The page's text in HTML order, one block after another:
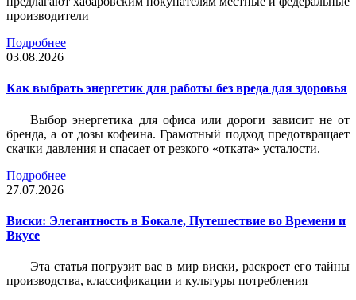
производители
Подробнее
03.08.2026
Как выбрать энергетик для работы без вреда для здоровья
Выбор энергетика для офиса или дороги зависит не от
бренда, а от дозы кофеина. Грамотный подход предотвращает
скачки давления и спасает от резкого «отката» усталости.
Подробнее
27.07.2026
Виски: Элегантность в Бокале, Путешествие во Времени и
Вкусе
Эта статья погрузит вас в мир виски, раскроет его тайны
производства, классификации и культуры потребления